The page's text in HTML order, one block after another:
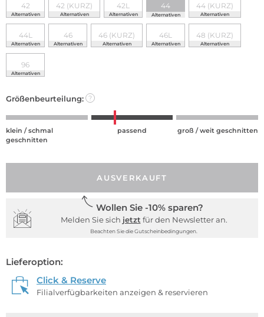
42
Alternativen
42 (KURZ)
Alternativen
42L
Alternativen
44
Alternativen
44 (KURZ)
Alternativen
44L
Alternativen
46
Alternativen
46 (KURZ)
Alternativen
46L
Alternativen
48 (KURZ)
Alternativen
96
Alternativen
Größenbeurteilung: ?
klein / schmal
geschnitten
passend groß / weit geschnitten
AUSVERKAUFT
Wollen Sie -10% sparen?
Melden Sie sich jetzt für den Newsletter an.
Beachten Sie die Gutscheinbedingungen.
Lieferoption:
Click & Reserve
Filialverfügbarkeiten anzeigen & reservieren